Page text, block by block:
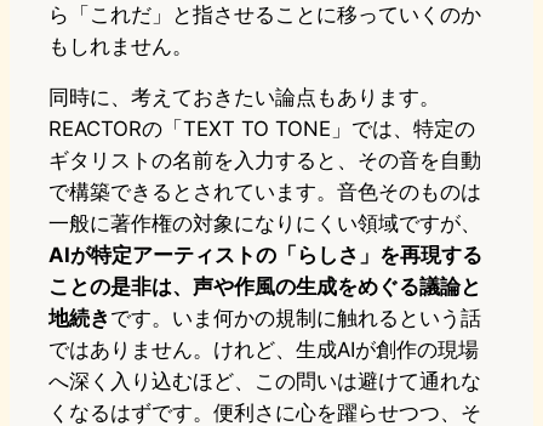
ら「これだ」と指させることに移っていくのか
もしれません。
同時に、考えておきたい論点もあります。
REACTORの「TEXT TO TONE」では、特定の
ギタリストの名前を入力すると、その音を自動
で構築できるとされています。音色そのものは
一般に著作権の対象になりにくい領域ですが、
AIが特定アーティストの「らしさ」を再現する
ことの是非は、声や作風の生成をめぐる議論と
地続き です。いま何かの規制に触れるという話
ではありません。けれど、生成AIが創作の現場
へ深く入り込むほど、この問いは避けて通れな
くなるはずです。便利さに心を躍らせつつ、そ